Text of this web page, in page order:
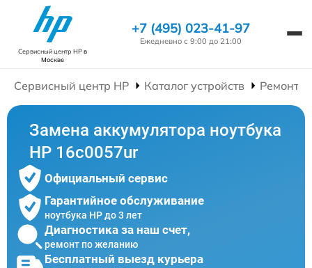
Сервисный центр HPв
Москве
+7 (495) 023-41-97
Ежедневно с 9:00 до 21:00
Сервисный центр HP Каталог устройств Ремонт
Замена аккумулятора ноутбука
HP 16c0057ur
Официальный сервис
Гарантийное обслуживание
ноутбука HP до 3 лет
Диагностика за наш счет,
ремонт по желанию
Бесплатный выезд курьера